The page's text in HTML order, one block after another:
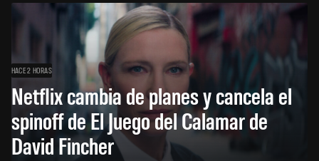
HACE 2 HORAS
Netflix cambia de planes y cancela el
spinoff de El Juego del Calamar de
David Fincher